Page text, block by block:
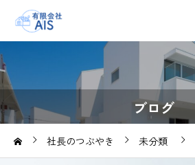
ブログ
社長のつぶやき 未分類